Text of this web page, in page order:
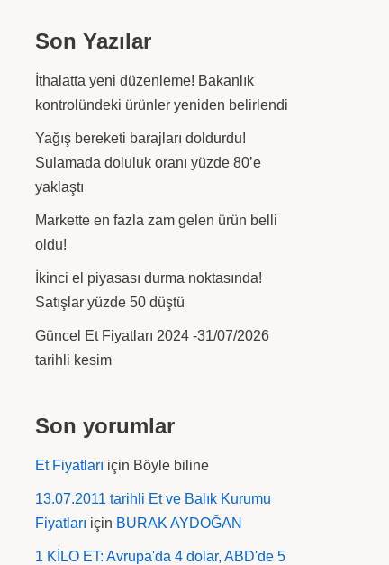
Son Yazılar
İthalatta yeni düzenleme! Bakanlık
kontrolündeki ürünler yeniden belirlendi
Yağış bereketi barajları doldurdu!
Sulamada doluluk oranı yüzde 80’e
yaklaştı
Markette en fazla zam gelen ürün belli
oldu!
İkinci el piyasası durma noktasında!
Satışlar yüzde 50 düştü
Güncel Et Fiyatları 2024 -31/07/2026
tarihli kesim
Son yorumlar
Et Fiyatları için Böyle biline
13.07.2011 tarihli Et ve Balık Kurumu
Fiyatları için BURAK AYDOĞAN
1 KİLO ET: Avrupa'da 4 dolar, ABD'de 5